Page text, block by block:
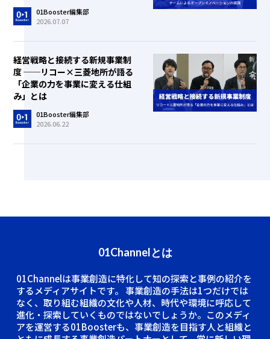
01Booster編集部
2026.07.07
経営戦略と接続する新規事業制
度 ──リコー×三菱地所が語る
「企業の力を事業に変える仕組
み」とは
01Booster編集部
2026.06.22
01Channelとは
01Channelは事業創造に特化して知の探索と事例の紹介を
するメディアサイトです。 事業創造の手法は1つだけでは
なく、取り組む組織の文化や人材、時代や環境に呼応して
進化・探索していくものではないでしょうか。このメディ
アを運営する01Boosterも、事業創造を目指す人と組織と